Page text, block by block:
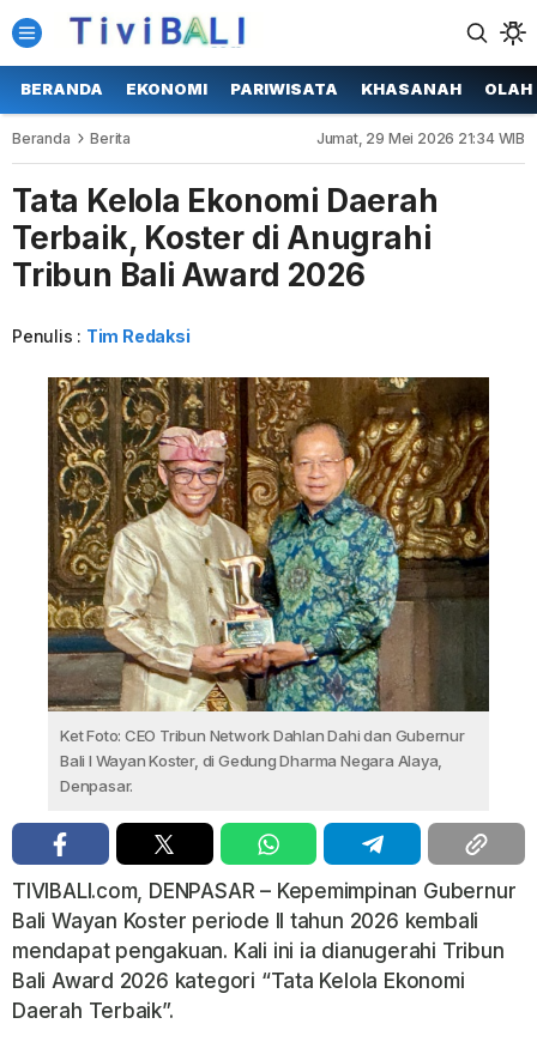
BERANDA EKONOMI PARIWISATA KHASANAH OLAH
Beranda Berita Jumat, 29 Mei 2026 21:34 WIB
Tata Kelola Ekonomi Daerah
Terbaik, Koster di Anugrahi
Tribun Bali Award 2026
Penulis : Tim Redaksi
Ket Foto: CEO Tribun Network Dahlan Dahi dan Gubernur
Bali I Wayan Koster, di Gedung Dharma Negara Alaya,
Denpasar.
TIVIBALI.com, DENPASAR – Kepemimpinan Gubernur
Bali Wayan Koster periode II tahun 2026 kembali
mendapat pengakuan. Kali ini ia dianugerahi Tribun
Bali Award 2026 kategori “Tata Kelola Ekonomi
Daerah Terbaik”.